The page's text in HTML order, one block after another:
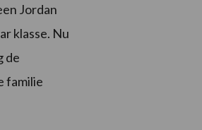
Jordan
klasse. Nu
de
familie